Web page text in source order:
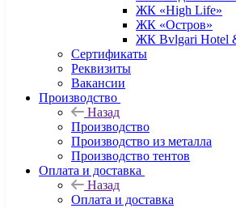
ЖК «High Life»
ЖК «Остров»
ЖК Bvlgari Hotel
Сертификаты
Реквизиты
Вакансии
Производство
Назад
Производство
Производство из металла
Производство тентов
Оплата и доставка
Назад
Оплата и доставка